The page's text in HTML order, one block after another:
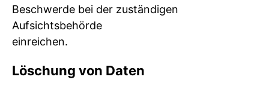
Beschwerde bei der zuständigen
Aufsichtsbehörde
einreichen.
Löschung von Daten